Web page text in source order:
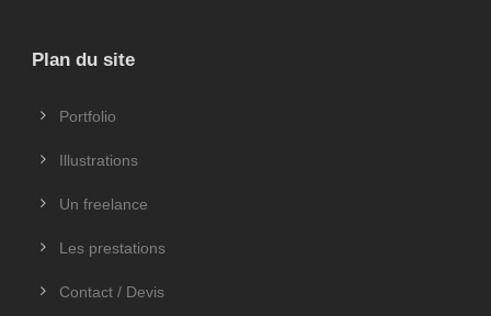
Plan du site
Portfolio
Illustrations
Un freelance
Les prestations
Contact / Devis